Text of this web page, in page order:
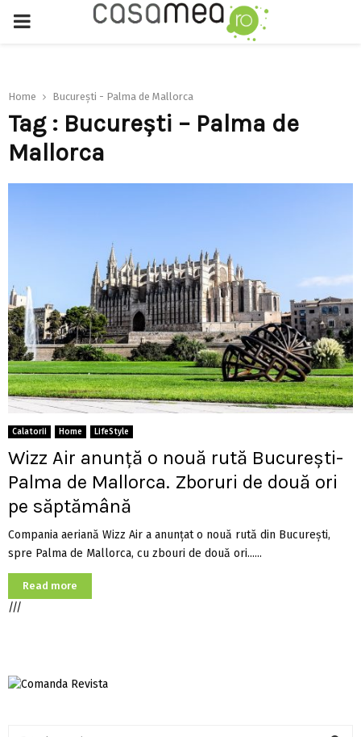
PRIMARY
Home București - Palma de Mallorca
Tag : București – Palma de
Mallorca
Calatorii Home LifeStyle
Wizz Air anunță o nouă rută București-
Palma de Mallorca. Zboruri de două ori
pe săptămână
Compania aeriană Wizz Air a anunțat o nouă rută din București,
spre Palma de Mallorca, cu zbouri de două ori......
Read more
///